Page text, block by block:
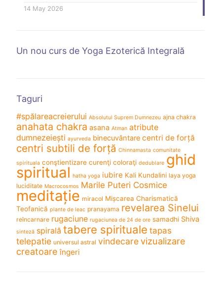
14 May 2026
Un nou curs de Yoga Ezoterică Integrală
Taguri
#spălareacreierului Absolutul Suprem Dumnezeu ajna chakra
anahata chakra asana Atman atribute
dumnezeiești ayurveda binecuvântare centri de forță
centri subtili de forță Chinnamasta comunitate
spirituala conştientizare curenţi coloraţi dedublare ghid
spiritual hatha yoga iubire Kali Kundalini laya yoga
luciditate Macrocosmos Marile Puteri Cosmice
meditație miracol Mișcarea Charismatică
Teofanică plante de leac pranayama revelarea Sinelui
reîncarnare rugaciune rugaciunea de 24 de ore samadhi Shiva
sinteză spirală tabere spirituale tapas
telepatie universul astral vindecarevizualizare
creatoare îngeri